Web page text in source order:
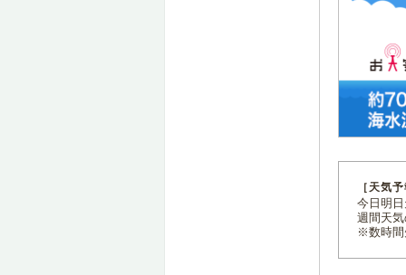
［天気
今日明
週間天
※数時間